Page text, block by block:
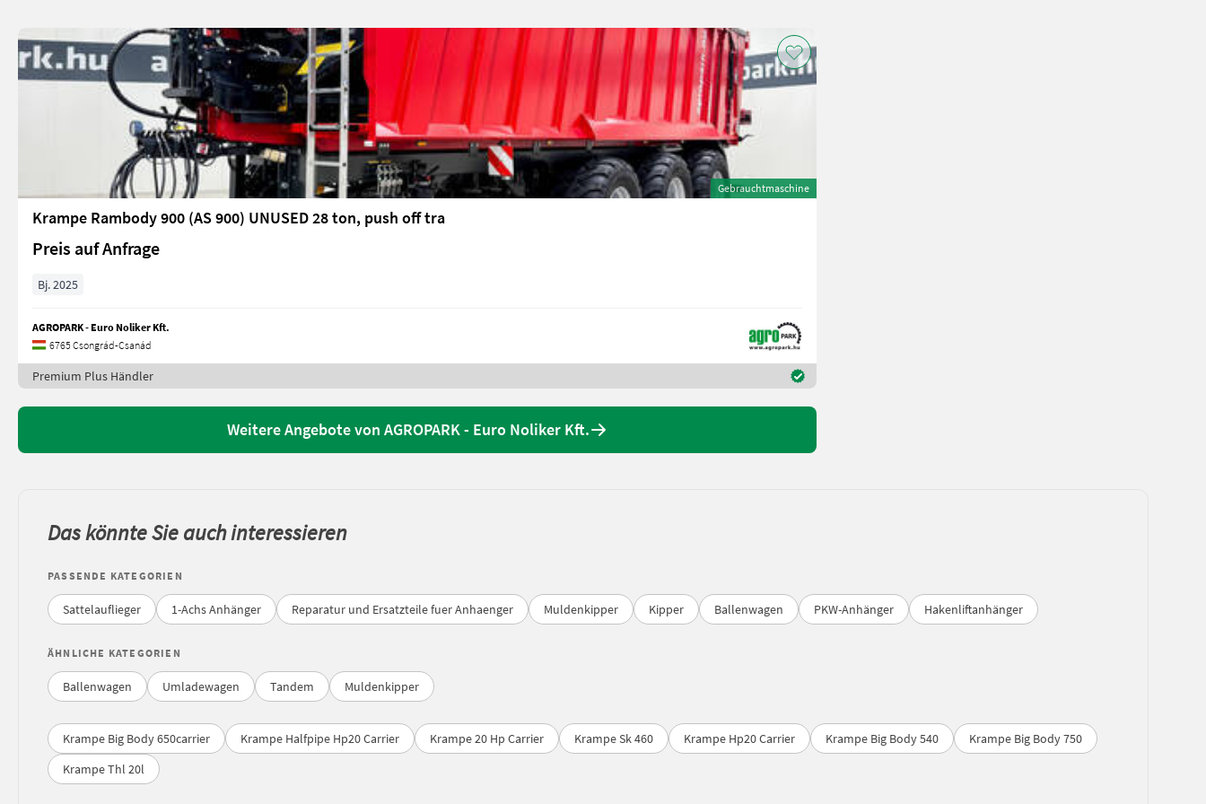
Gebrauchtmaschine
Krampe Rambody 900 (AS 900) UNUSED 28 ton, push off tra
Preis auf Anfrage
Bj. 2025
AGROPARK - Euro Noliker Kft.
6765 Csongrád-Csanád
Premium Plus Händler
Weitere Angebote von AGROPARK - Euro Noliker Kft.
Das könnte Sie auch interessieren
PASSENDE KATEGORIEN
Sattelauflieger 1-Achs Anhänger Reparatur und Ersatzteile fuer Anhaenger Muldenkipper Kipper Ballenwagen PKW-Anhänger Hakenliftanhänger
ÄHNLICHE KATEGORIEN
Ballenwagen Umladewagen Tandem Muldenkipper
Krampe Big Body 650carrier Krampe Halfpipe Hp20 Carrier Krampe 20 Hp Carrier Krampe Sk 460 Krampe Hp20 Carrier Krampe Big Body 540
Krampe Big Body 750
Krampe Thl 20l